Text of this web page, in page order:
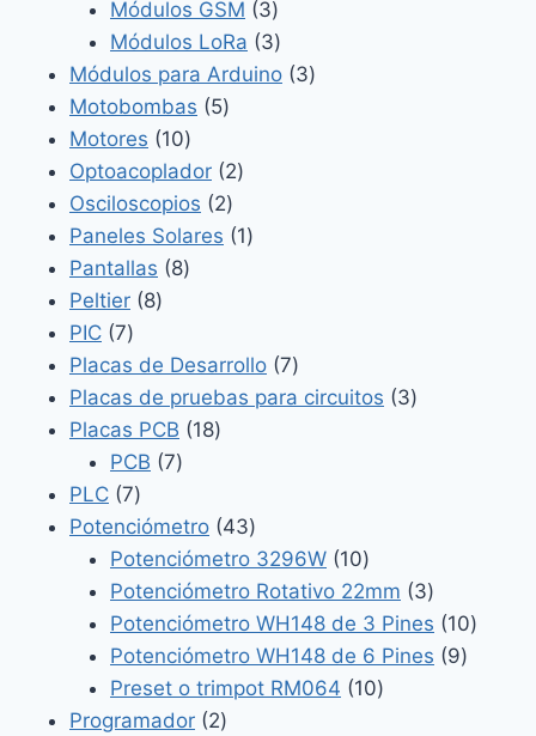
Módulos GSM 33
productos
Módulos LoRa 33
productos
Módulos para Arduino 33
Motobombas 55
Motores 1010
productos
Optoacoplador 22
Osciloscopios 22
productos
Paneles Solares 11
Pantallas 88
Peltier 88
PIC 77
productos
Placas de Desarrollo 77
productos
Placas de pruebas para circuitos 33
Placas PCB 1818
PCB 77
PLC 77
productos
Potenciómetro 4343
productos
Potenciómetro 3296W 1010
productos
Potenciómetro Rotativo 22mm 33
productos
Potenciómetro WH148 de 3 Pines 1010
Potenciómetro WH148 de 6 Pines 99
Preset o trimpot RM064 1010
Programador 22